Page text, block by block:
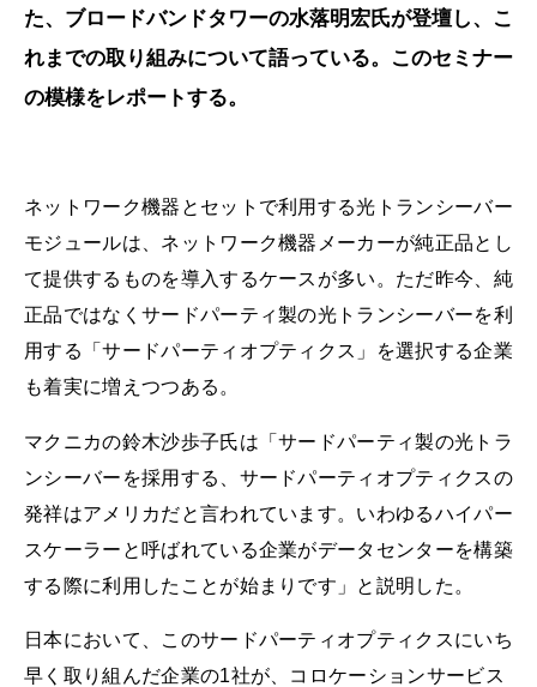
た、ブロードバンドタワーの水落明宏氏が登壇し、こ
れまでの取り組みについて語っている。このセミナー
の模様をレポートする。
ネットワーク機器とセットで利用する光トランシーバー
モジュールは、ネットワーク機器メーカーが純正品とし
て提供するものを導入するケースが多い。ただ昨今、純
正品ではなくサードパーティ製の光トランシーバーを利
用する「サードパーティオプティクス」を選択する企業
も着実に増えつつある。
マクニカの鈴木沙歩子氏は「サードパーティ製の光トラ
ンシーバーを採用する、サードパーティオプティクスの
発祥はアメリカだと言われています。いわゆるハイパー
スケーラーと呼ばれている企業がデータセンターを構築
する際に利用したことが始まりです」と説明した。
日本において、このサードパーティオプティクスにいち
早く取り組んだ企業の1社が、コロケーションサービス